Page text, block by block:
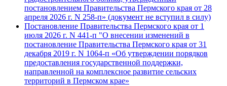
постановлением Правительства Пермского края от 28
апреля 2026 г. N 258-п» (документ не вступил в силу)
Постановление Правительства Пермского края от 1
июля 2026 г. N 441-п "О внесении изменений в
постановление Правительства Пермского края от 31
декабря 2019 г. N 1064-п «Об утверждении порядков
предоставления государственной поддержки,
направленной на комплексное развитие сельских
территорий в Пермском крае»